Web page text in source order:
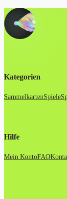
Kategorien
SammelkartenSpiele
Hilfe
Mein KontoFAQ